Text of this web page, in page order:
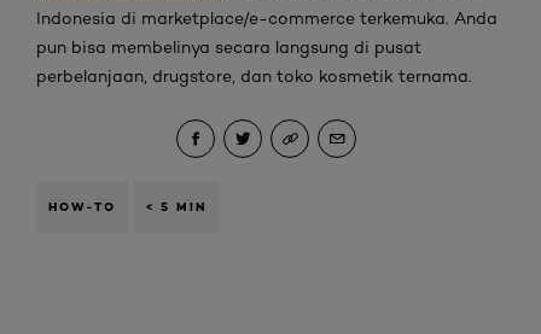
Indonesia di marketplace/e-commerce terkemuka. Anda
pun bisa membelinya secara langsung di pusat
perbelanjaan, drugstore, dan toko kosmetik ternama.
HOW-TO < 5 MIN